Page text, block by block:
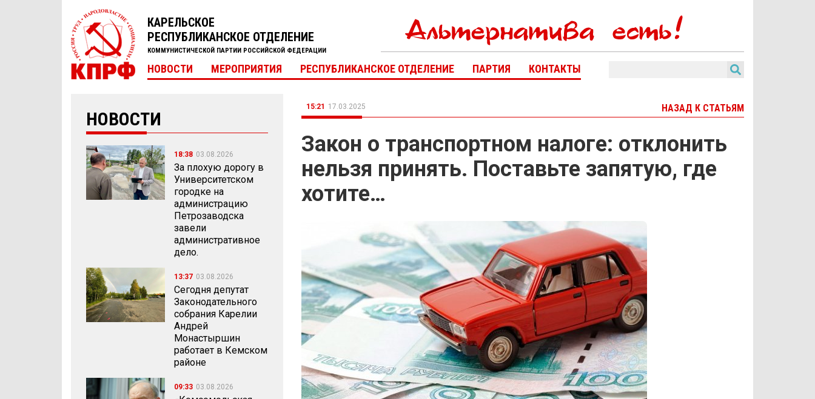
КАРЕЛЬСКОЕ
РЕСПУБЛИКАНСКОЕ ОТДЕЛЕНИЕ
КОММУНИСТИЧЕСКОЙ ПАРТИИ РОССИЙСКОЙ ФЕДЕРАЦИИ
НОВОСТИ МЕРОПРИЯТИЯ РЕСПУБЛИКАНСКОЕ ОТДЕЛЕНИЕ ПАРТИЯ КОНТАКТЫ
НОВОСТИ
18:38 03.08.2026
За плохую дорогу в
Университетском
городке на
администрацию
Петрозаводска
завели
административное
дело.
13:37 03.08.2026
Сегодня депутат
Законодательного
собрания Карелии
Андрей
Монастыршин
работает в Кемском
районе
09:33 03.08.2026
15:21 17.03.2025 НАЗАД К СТАТЬЯМ
Закон о транспортном налоге: отклонить
нельзя принять. Поставьте запятую, где
хотите…